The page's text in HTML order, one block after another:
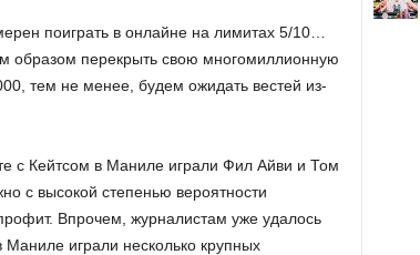
поиграть в онлайне на лимитах 5/10…
образом перекрыть свою многомиллионную
тем не менее, будем ожидать вестей из-
с Кейтсом в Маниле играли Фил Айви и Том
с высокой степенью вероятности
Впрочем, журналистам уже удалось
играли несколько крупных